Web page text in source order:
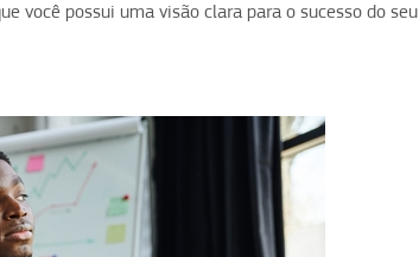
você possui uma visão clara para o sucesso do seu